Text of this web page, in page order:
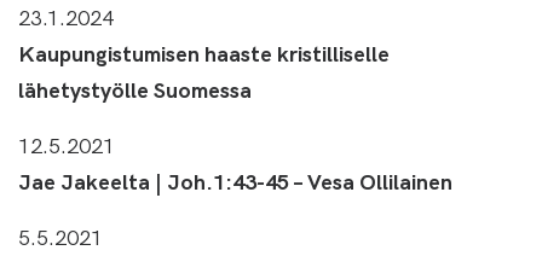
23.1.2024
Kaupungistumisen haaste kristilliselle
lähetystyölle Suomessa
12.5.2021
Jae Jakeelta | Joh.1:43-45 – Vesa Ollilainen
5.5.2021